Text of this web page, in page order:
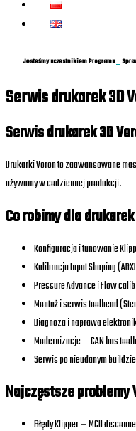
Jesteśmy uczestnikiem Programu
Serwis drukarek 3D
Serwis drukarek 3D
Drukarki Voron to zaawansowane
używamy w codziennej produkcji.
Co robimy dla
Konfiguracja i tunowanie
Kalibracja Input Shaping
Pressure Advance i Flow
Montaż i serwis toolhead
Diagnoza i naprawa
Modernizacje — CAN bus
Serwis po nieudanym
Najczęstsze problemy
Błędy Klipper — MCU